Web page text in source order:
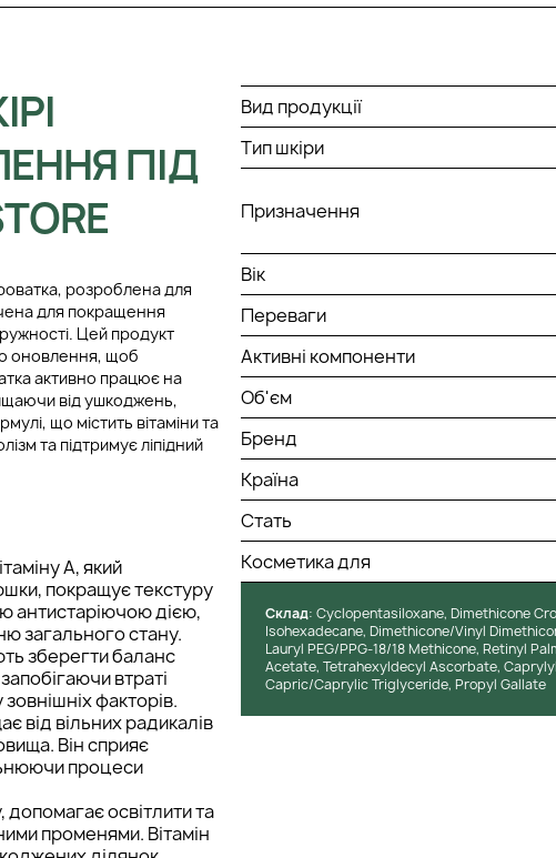
ПІД
розроблена для
для покращення
Цей продукт
оновлення, щоб
активно працює на
від ушкоджень,
що містить вітаміни та
та підтримує ліпідний
А, який
покращує текстуру
антистаріючою дією,
загального стану.
зберегти баланс
втраті
факторів.
від вільних радикалів
Він сприяє
процеси
освітлити та
променями. Вітамін
Вид продукції
Тип шкіри
Призначення
Вік
Переваги
Активні компоненти
Об'єм
Бренд
Країна
Стать
Косметика для
Cклад: Cyclopentasiloxane, Dimethicone
Isohexadecane, Dimethicone/Vinyl
Lauryl PEG/PPG-18/18 Methicone, Retinyl
Acetate, Tetrahexyldecyl Ascorbate,
Capric/Caprylic Triglyceride, Propyl Gallate